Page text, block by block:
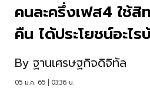
คนละครึ่งเฟส4 ใช้
คืน ได้ประโยชน์อะไร
By ฐานเศรษฐกิจดิจิทัล
05 ม.ค. 65 | 03:36 น.